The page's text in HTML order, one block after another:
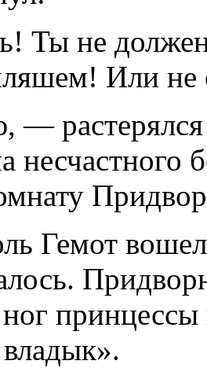
Ты не
Или не
—
несчастного
Гемот